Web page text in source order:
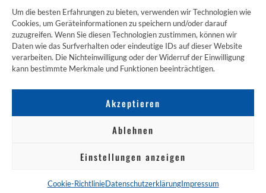
Um die besten Erfahrungen zu bieten, verwenden wir Technologien wie
Cookies, um Geräteinformationen zu speichern und/oder darauf
zuzugreifen. Wenn Sie diesen Technologien zustimmen, können wir
Daten wie das Surfverhalten oder eindeutige IDs auf dieser Website
verarbeiten. Die Nichteinwilligung oder der Widerruf der Einwilligung
kann bestimmte Merkmale und Funktionen beeinträchtigen.
Akzeptieren
Ablehnen
Einstellungen anzeigen
Cookie-RichtlinieDatenschutzerklärungImpressum
ZUM JAKOBSWEG SHOP